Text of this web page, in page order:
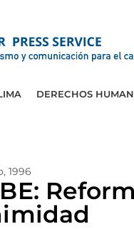
DERECHOS
1996